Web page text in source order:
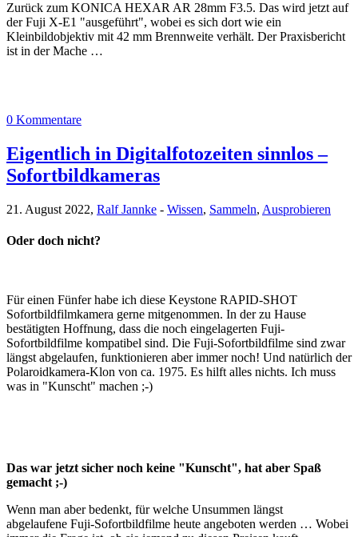
Zurück zum KONICA HEXAR AR 28mm F3.5. Das wird jetzt auf
der Fuji X-E1 "ausgeführt", wobei es sich dort wie ein
Kleinbildobjektiv mit 42 mm Brennweite verhält. Der Praxisbericht
ist in der Mache …
0 Kommentare
Eigentlich in Digitalfotozeiten sinnlos –
Sofortbildkameras
21. August 2022, Ralf Jannke - Wissen, Sammeln, Ausprobieren
Oder doch nicht?
Für einen Fünfer habe ich diese Keystone RAPID-SHOT
Sofortbildfilmkamera gerne mitgenommen. In der zu Hause
bestätigten Hoffnung, dass die noch eingelagerten Fuji-
Sofortbildfilme kompatibel sind. Die Fuji-Sofortbildfilme sind zwar
längst abgelaufen, funktionieren aber immer noch! Und natürlich der
Polaroidkamera-Klon von ca. 1975. Es hilft alles nichts. Ich muss
was in "Kunscht" machen ;-)
Das war jetzt sicher noch keine "Kunscht", hat aber Spaß
gemacht ;-)
Wenn man aber bedenkt, für welche Unsummen längst
abgelaufene Fuji-Sofortbildfilme heute angeboten werden … Wobei